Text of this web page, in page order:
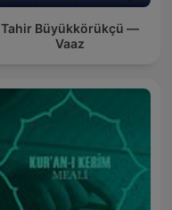
Tahir Büyükkörükçü —
Vaaz